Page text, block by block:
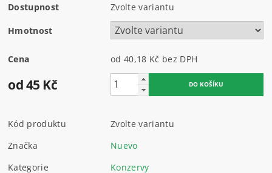
Dostupnost Zvolte variantu
Hmotnost
Cena od 40,18 Kč bez DPH
od 45 Kč
Kód produktu
Zvolte variantu
Značka
Nuevo
Kategorie
Konzervy